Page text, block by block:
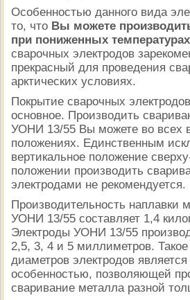
Особенностью данного вида
то, что Вы можете
при пониженных температурах
сварочных электродов
прекрасный для проведения
арктических условиях.
Покрытие сварочных
основное. Производить
УОНИ 13/55 Вы можете во всех
положениях. Единственным
вертикальное положение
положении производить
электродами не рекомендуется.
Производительность наплавки
УОНИ 13/55 составляет 1,4
Электроды УОНИ 13/55
2,5, 3, 4 и 5 миллиметров. Такое
диаметров электродов является
особенностью, позволяющей
сваривание металла разной